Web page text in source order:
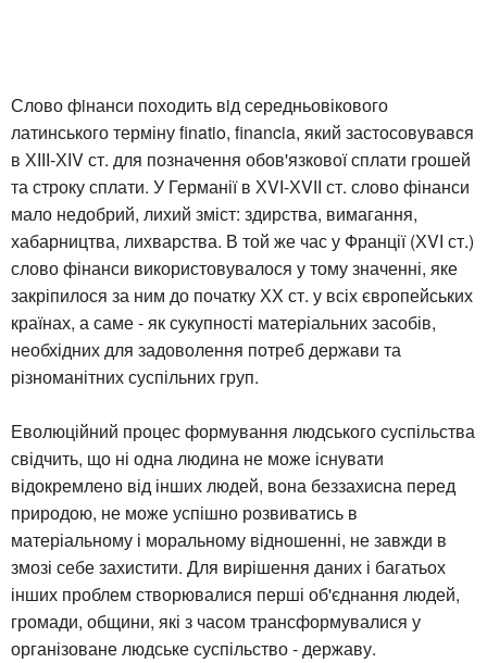
Слово фiнанси походить вiд середньовікового
латинського терміну finatio, financia, який застосовувався
в ХІІІ-ХІV ст. для позначення обов'язкової сплати грошей
та строку сплати. У Германії в ХVІ-ХVІІ ст. слово фінанси
мало недобрий, лихий зміст: здирства, вимагання,
хабарництва, лихварства. В той же час у Франції (ХVІ ст.)
слово фінанси використовувалося у тому значенні, яке
закріпилося за ним до початку ХХ ст. у всіх європейських
країнах, а саме - як сукупності матеріальних засобів,
необхідних для задоволення потреб держави та
різноманітних суспільних груп.
Еволюційний процес формування людського суспільства
свідчить, що ні одна людина не може існувати
відокремлено від інших людей, вона беззахисна перед
природою, не може успішно розвиватись в
матеріальному і моральному відношенні, не завжди в
змозі себе захистити. Для вирішення даних і багатьох
інших проблем створювалися перші об'єднання людей,
громади, общини, які з часом трансформувалися у
організоване людське суспільство - державу.